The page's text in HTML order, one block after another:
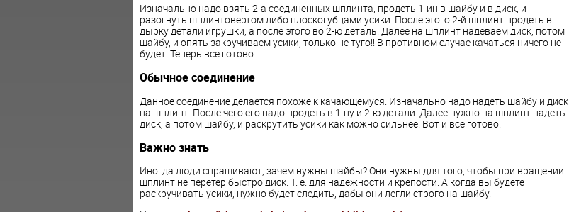
Изначально надо взять 2-а соединенных шплинта, продеть 1-ин в шайбу и в диск, и
разогнуть шплинтовертом либо плоскогубцами усики. После этого 2-й шплинт продеть в
дырку детали игрушки, а после этого во 2-ю деталь. Далее на шплинт надеваем диск, потом
шайбу, и опять закручиваем усики, только не туго!! В противном случае качаться ничего не
будет. Теперь все готово.
Обычное соединение
Данное соединение делается похоже к качающемуся. Изначально надо надеть шайбу и диск
на шплинт. После чего его надо продеть в 1-ну и 2-ю детали. Далее нужно на шплинт надеть
диск, а потом шайбу, и раскрутить усики как можно сильнее. Вот и все готово!
Важно знать
Иногда люди спрашивают, зачем нужны шайбы? Они нужны для того, чтобы при вращении
шплинт не перетер быстро диск. Т. е. для надежности и крепости. А когда вы будете
раскручивать усики, нужно будет следить, дабы они легли строго на шайбу.